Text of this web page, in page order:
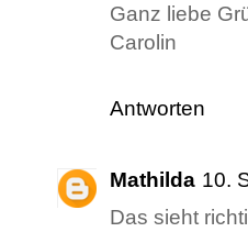
Ganz liebe
Carolin
Antworten
Mathilda 10.
Das sieht